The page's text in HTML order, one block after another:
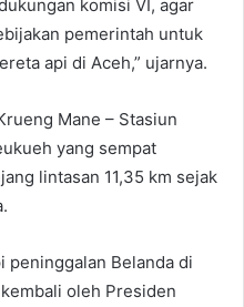
komisi VI, agar
pemerintah untuk
api di Aceh,” ujarnya.
Mane – Stasiun
yang sempat
lintasan 11,35 km sejak
peninggalan Belanda di
oleh Presiden